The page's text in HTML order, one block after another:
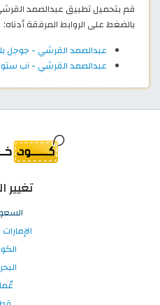
قم بتحميل تطبيق عبدالصمد
بالضغط على الروابط المرفقة أدناه:
عبدالصمد القرشي - جوجل
عبدالصمد القرشي - آب
تغيير